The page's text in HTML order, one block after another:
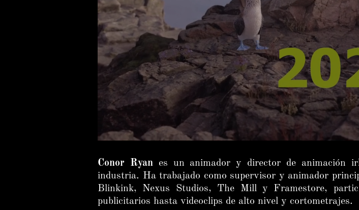
Conor Ryanes un animador y director de animación
industria. Ha trabajado como supervisor y animador
Blinkink, Nexus Studios, The Mill y Framestore,
publicitarios hasta videoclips de alto nivel y cortometrajes.